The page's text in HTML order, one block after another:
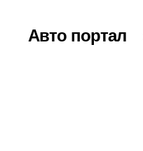
Авто портал